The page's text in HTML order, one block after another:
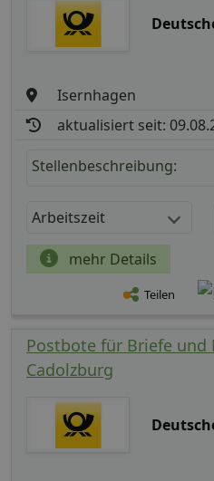
Isernhagen
aktualisiert seit:
Stellenbeschreibung:
Arbeitszeit
mehr Details
Teilen
Postbote für Briefe und
Cadolzburg